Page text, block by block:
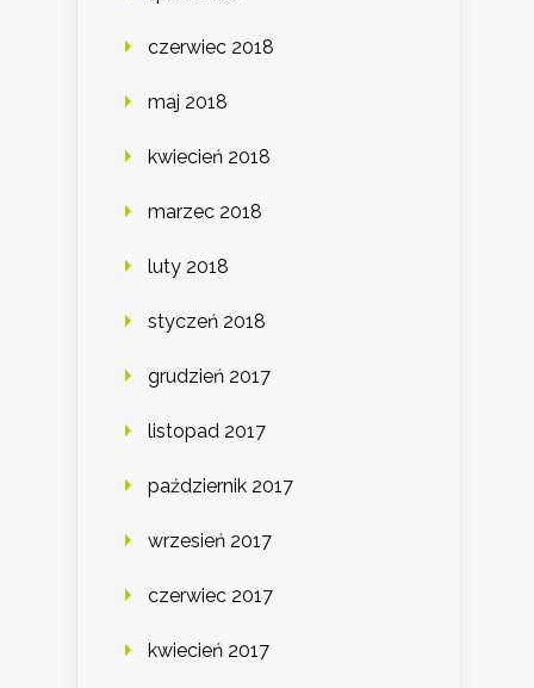
czerwiec 2018
maj 2018
kwiecień 2018
marzec 2018
luty 2018
styczeń 2018
grudzień 2017
listopad 2017
październik 2017
wrzesień 2017
czerwiec 2017
kwiecień 2017